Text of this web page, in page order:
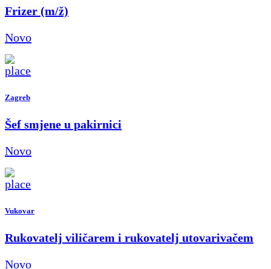
Frizer (m/ž)
Novo
Zagreb
Šef smjene u pakirnici
Novo
Vukovar
Rukovatelj viličarem i rukovatelj utovarivačem
Novo